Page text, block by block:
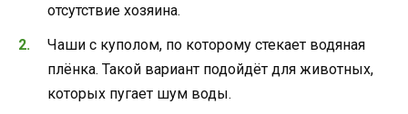
отсутствие хозяина.
Чаши с куполом, по которому стекает водяная
плёнка. Такой вариант подойдёт для животных,
которых пугает шум воды.